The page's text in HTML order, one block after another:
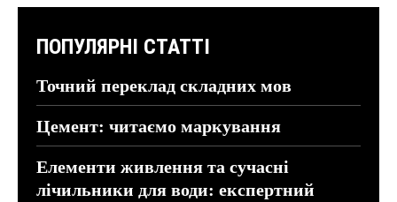
ПОПУЛЯРНІ СТАТТІ
Точний переклад складних мов
Цемент: читаємо маркування
Елементи живлення та сучасні
лічильники для води: експертний